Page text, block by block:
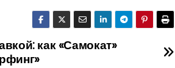
как «Самокат»